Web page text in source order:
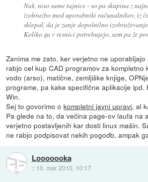
Nak, niso same tajnice - so pa skupina z
izobrazbo med uporabniki računalnikov, iz
sklepal, da je zanje dopolnilno
Koliko ga v resnici potrebujejo, sem pa že
Zanima me zato, ker verjetno ne uporabljajo
rabjo cel kup CAD programov za kompletno
vodo (arso), matične, zemljiške knjige,
programe, pa kake specifične aplikacije ipd.
Win.
Sej to govorimo okompletni javni upravi, al
Pa glede na to, da večina page-ov laufa na
verjetno postavljenih kar dosti linux mašin.
ne rabjo podpisovat nekih pogodb, ampak
Looooooka
:: 10. mar 2010, 10:17